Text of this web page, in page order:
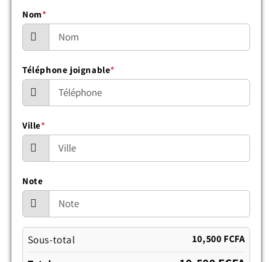
Nom*
Téléphone joignable*
Ville*
Note
Sous-total 10,500 FCFA